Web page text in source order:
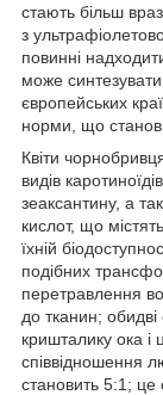
стають більш
з
повинні
може
європейських
норми, що
Квіти
видів
зеаксантину, а
кислот, що
їхній
подібних
перетравлення
до тканин;
кришталику ока і
співвідношення
становить 5:1; це